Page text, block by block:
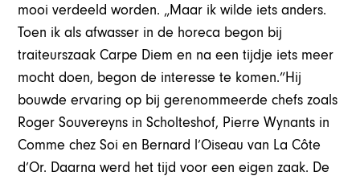
mooi verdeeld worden. „Maar ik wilde iets anders.
Toen ik als afwasser in de horeca begon bij
traiteurszaak Carpe Diem en na een tijdje iets meer
mocht doen, begon de interesse te komen.”Hij
bouwde ervaring op bij gerenommeerde chefs zoals
Roger Souvereyns in Scholteshof, Pierre Wynants in
Comme chez Soi en Bernard l’Oiseau van La Côte
d’Or. Daarna werd het tijd voor een eigen zaak. De